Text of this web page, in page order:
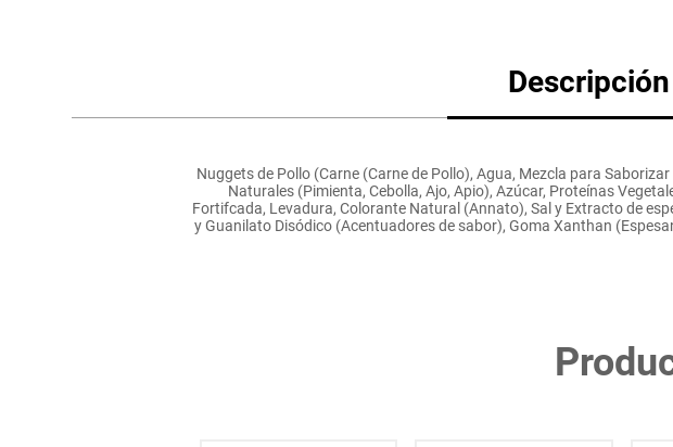
otros
Descripción
Nuggets de Pollo (Carne (Carne de Pollo), Agua, Mezcla para
Naturales (Pimienta, Cebolla, Ajo, Apio), Azúcar, Proteínas
Fortifcada, Levadura, Colorante Natural (Annato), Sal y Extracto de
y Guanilato Disódico (Acentuadores de sabor), Goma Xanthan